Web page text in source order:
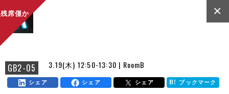
GB2-05 3.19(木) 12:50-13:30 | RoomB
×
シェア シェア シェア ブックマーク
残席僅か